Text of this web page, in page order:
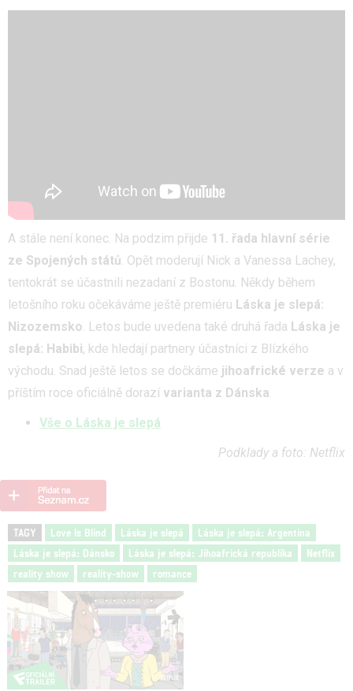
A stále není konec. Na podzim přijde 11. řada hlavní série
ze Spojených států. Opět moderují Nick a Vanessa Lachey,
tentokrát se účastnili nezadaní z Bostonu. Někdy během
letošního roku očekáváme ještě premiéru Láska je slepá:
Nizozemsko. Letos bude uvedena také druhá řada Láska je
slepá: Habibi, kde hledají partnery účastníci z Blízkého
východu. Snad ještě letos se dočkáme jihoafrické verze a v
příštím roce oficiálně dorazí varianta z Dánska.
Vše o Láska je slepá
Podklady a foto: Netflix
TAGY Love Is Blind Láska je slepá
Láska je slepá: Argentina
Láska je slepá: Dánsko
Láska je slepá: Jihoafrická republika
Netflix
reality show
reality-show romance